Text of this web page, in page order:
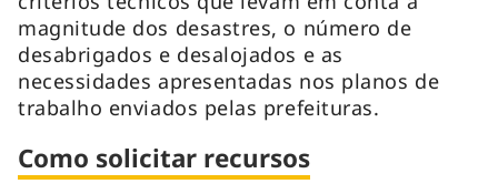
magnitude dos desastres, o número de
desabrigados e desalojados e as
necessidades apresentadas nos planos de
trabalho enviados pelas prefeituras.
Como solicitar recursos